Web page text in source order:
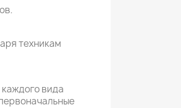
техникам
вида